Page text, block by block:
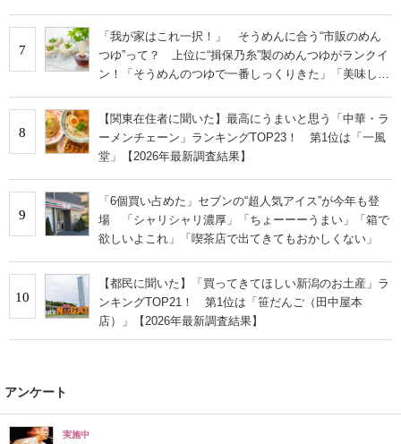
7
「我が家はこれ一択！」 そうめんに合う“市販のめん
つゆ”って？ 上位に“揖保乃糸”製のめんつゆがランクイ
ン！「そうめんのつゆで一番しっくりきた」「美味しす
8
【関東在住者に聞いた】最高にうまいと思う「中華・ラ
ーメンチェーン」ランキングTOP23！ 第1位は「一風
堂」【2026年最新調査結果】
9
「6個買い占めた」セブンの“超人気アイス”が今年も登
場 「シャリシャリ濃厚」「ちょーーーうまい」「箱で
欲しいよこれ」「喫茶店で出てきてもおかしくない」
10
【都民に聞いた】「買ってきてほしい新潟のお土産」ラ
ンキングTOP21！ 第1位は「笹だんご（田中屋本
店）」【2026年最新調査結果】
アンケート
実施中